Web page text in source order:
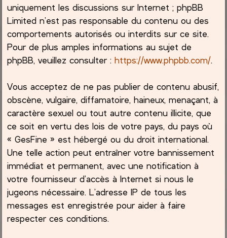
uniquement les discussions sur Internet ; phpBB
Limited n’est pas responsable du contenu ou des
comportements autorisés ou interdits sur ce site.
Pour de plus amples informations au sujet de
phpBB, veuillez consulter :https://www.phpbb.com/.
Vous acceptez de ne pas publier de contenu abusif,
obscène, vulgaire, diffamatoire, haineux, menaçant, à
caractère sexuel ou tout autre contenu illicite, que
ce soit en vertu des lois de votre pays, du pays où
« GesFine » est hébergé ou du droit international.
Une telle action peut entraîner votre bannissement
immédiat et permanent, avec une notification à
votre fournisseur d’accès à Internet si nous le
jugeons nécessaire. L’adresse IP de tous les
messages est enregistrée pour aider à faire
respecter ces conditions.